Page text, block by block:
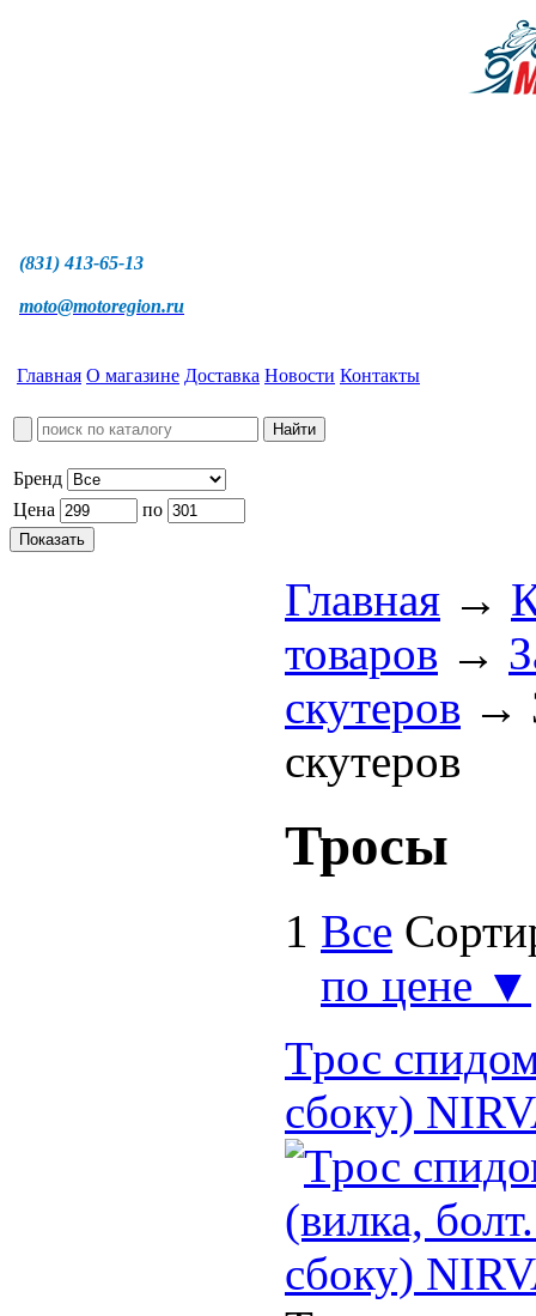
(831) 413-65-13
moto@motoregion.ru
Главная О магазине Доставка Новости Контакты
Бренд
Цена
по
Главная →
товаров →
скутеров →
скутеров
Тросы
1 Все
по цене ▼
Трос
сбоку)